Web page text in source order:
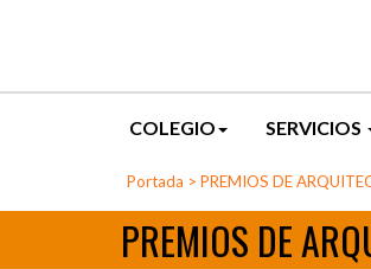
COLEGIO SERVICIOS
Portada > PREMIOS DE
PREMIOS DE